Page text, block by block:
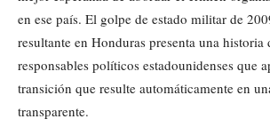
en ese país. El golpe de estado militar de
resultante en Honduras presenta una historia
responsables políticos estadounidenses que
transición que resulte automáticamente en
transparente.